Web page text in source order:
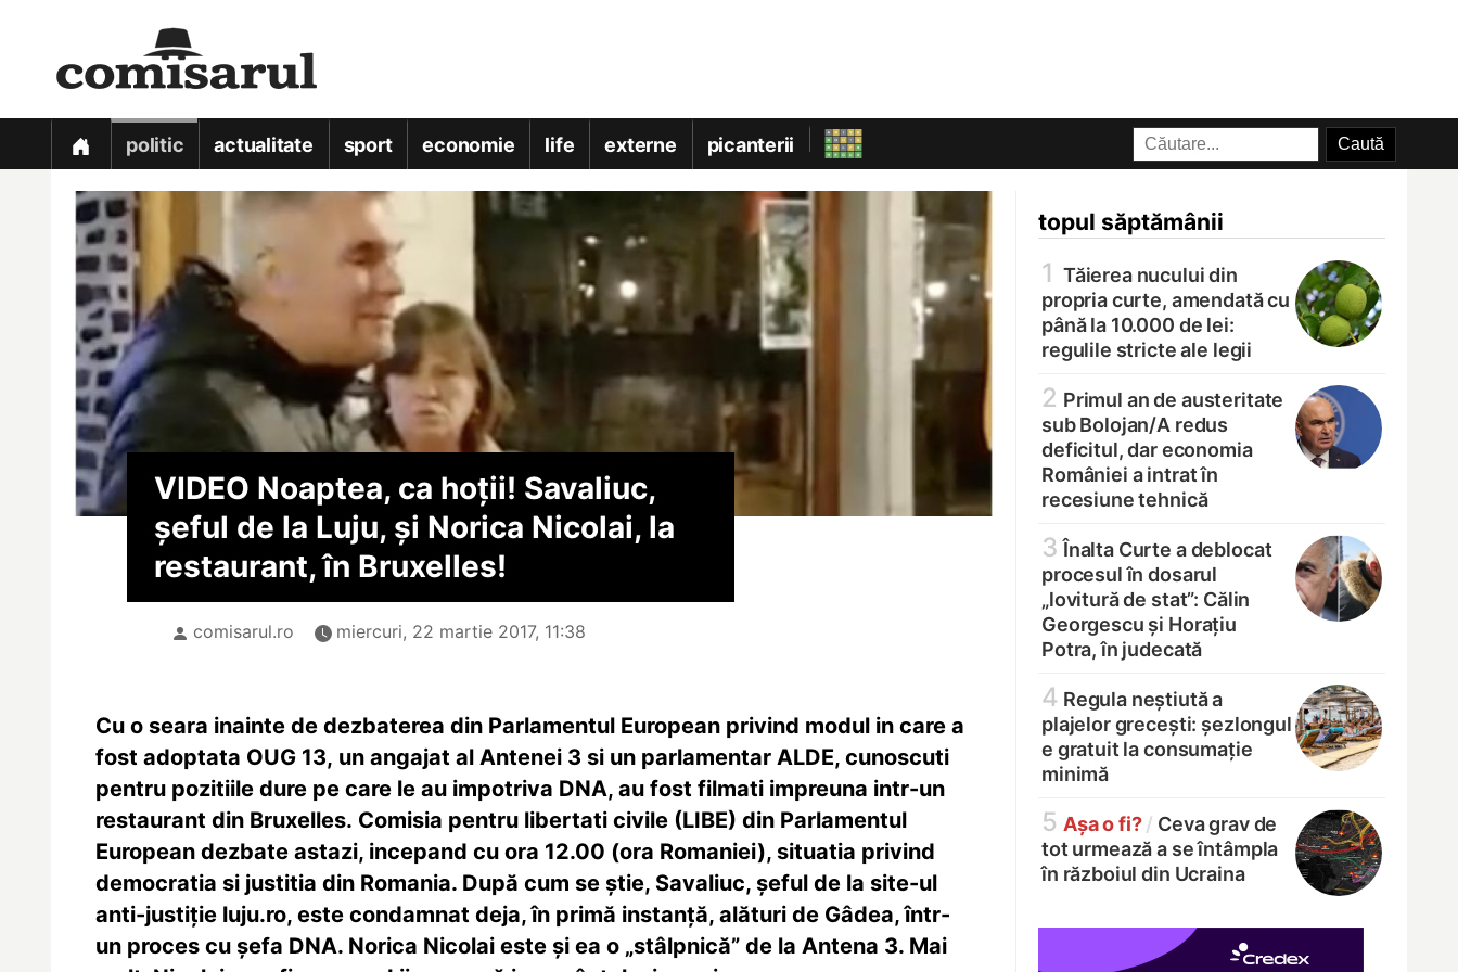
politic actualitate sport economie life externe picanterii
topul săptămânii
1 Tăierea nucului din
propria curte, amendată cu
până la 10.000 de lei:
regulile stricte ale legii
2 Primul an de austeritate
sub Bolojan/A redus
deficitul, dar economia
României a intrat în
recesiune tehnică
3 Înalta Curte a deblocat
procesul în dosarul
„lovitură de stat”: Călin
Georgescu și Horațiu
Potra, în judecată
4 Regula neștiută a
plajelor grecești: șezlongul
e gratuit la consumație
minimă
5 Așa o fi? / Ceva grav de
tot urmează a se întâmpla
în războiul din Ucraina
VIDEO Noaptea, ca hoții! Savaliuc,
șeful de la Luju, și Norica Nicolai, la
restaurant, în Bruxelles!
comisarul.ro miercuri, 22 martie 2017, 11:38
Cu o seara inainte de dezbaterea din Parlamentul European privind modul in care a
fost adoptata OUG 13, un angajat al Antenei 3 si un parlamentar ALDE, cunoscuti
pentru pozitiile dure pe care le au impotriva DNA, au fost filmati impreuna intr-un
restaurant din Bruxelles. Comisia pentru libertati civile (LIBE) din Parlamentul
European dezbate astazi, incepand cu ora 12.00 (ora Romaniei), situatia privind
democratia si justitia din Romania. După cum se știe, Savaliuc, șeful de la site-ul
anti-justiție luju.ro, este condamnat deja, în primă instanță, alături de Gâdea, într-
un proces cu șefa DNA. Norica Nicolai este și ea o „stâlpnică” de la Antena 3. Mai